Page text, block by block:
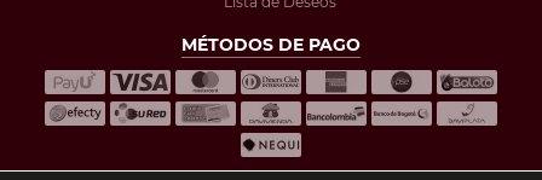
MÉTODOS DE PAGO